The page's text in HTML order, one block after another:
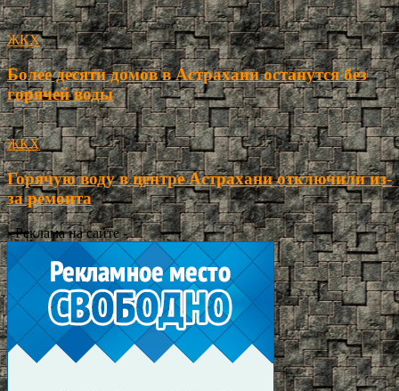
ЖКХ
Более десяти домов в Астрахани останутся без
горячей воды
ЖКХ
Горячую воду в центре Астрахани отключили из-
за ремонта
- Реклама на сайте -